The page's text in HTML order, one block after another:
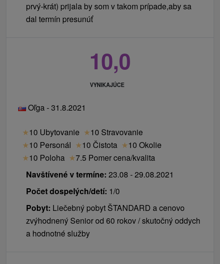
prvý-krát) prijala by som v takom prípade,aby sa
dal termín presunúť
10,0
VYNIKAJÚCE
Oľga - 31.8.2021
★10 Ubytovanie ★10 Stravovanie
★10 Personál ★10 Čistota ★10 Okolie
★10 Poloha ★7.5 Pomer cena/kvalita
Navštívené v termíne: 23.08 - 29.08.2021
Počet dospelých/detí: 1/0
Pobyt: Liečebný pobyt ŠTANDARD a cenovo
zvýhodnený Senior od 60 rokov / skutočný oddych
a hodnotné služby